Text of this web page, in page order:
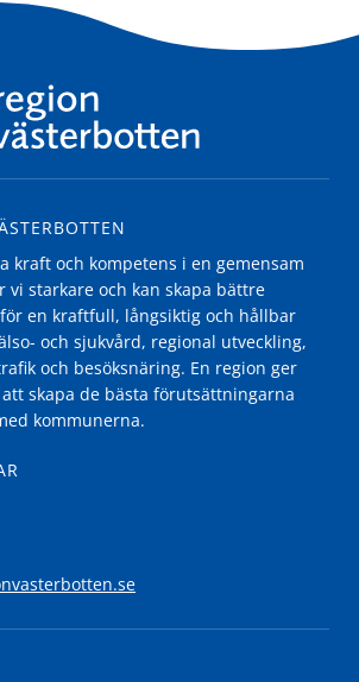
kraft och kompetens i en gemensam
vi starkare och kan skapa bättre
en kraftfull, långsiktig och hållbar
och sjukvård, regional utveckling,
och besöksnäring. En region ger
skapa de bästa förutsättningarna
kommunerna.